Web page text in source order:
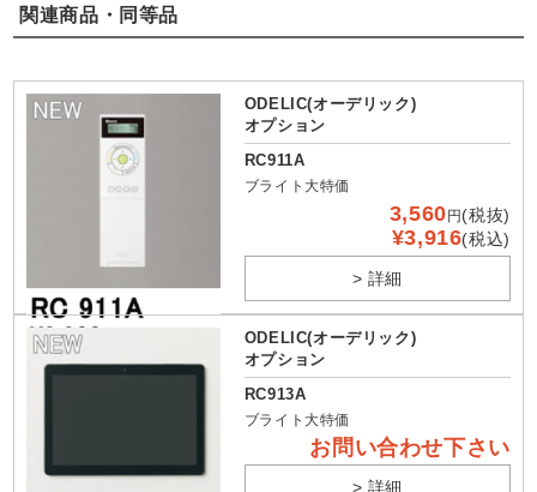
関連商品・同等品
ODELIC(オーデリック)
オプション
RC911A
ブライト大特価
3,560 円 (税抜)
¥3,916(税込)
> 詳細
ODELIC(オーデリック)
オプション
RC913A
ブライト大特価
お問い合わせ下さい
> 詳細